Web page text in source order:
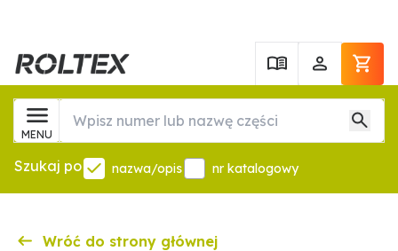
MENU
Szukaj po nazwa/opis nr katalogowy
Wróć do strony głównej